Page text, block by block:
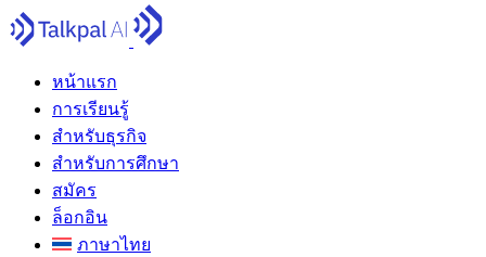
หน้าแรก
การเรียนรู้
สำหรับธุรกิจ
สำหรับการศึกษา
สมัคร
ล็อกอิน
ภาษาไทย